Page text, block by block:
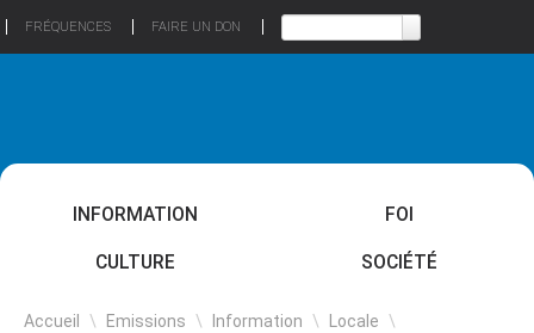
FRÉQUENCES FAIRE UN DON
INFORMATION FOI
CULTURE SOCIÉTÉ
Accueil \ Emissions \ Information \ Locale \